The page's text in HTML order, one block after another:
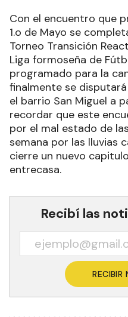
Con el encuentro que
1.o de Mayo se
Torneo Transición
Liga formoseña de
programado para la
finalmente se
el barrio San Miguel a
recordar que este
por el mal estado de
semana por las lluvias
cierre un nuevo
entrecasa.
Recibí las
RECIBIR